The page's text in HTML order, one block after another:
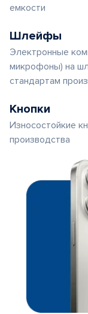
емкости
Шлейфы
Электронные
микрофоны) на
стандартам
Кнопки
Износостойкие
производства